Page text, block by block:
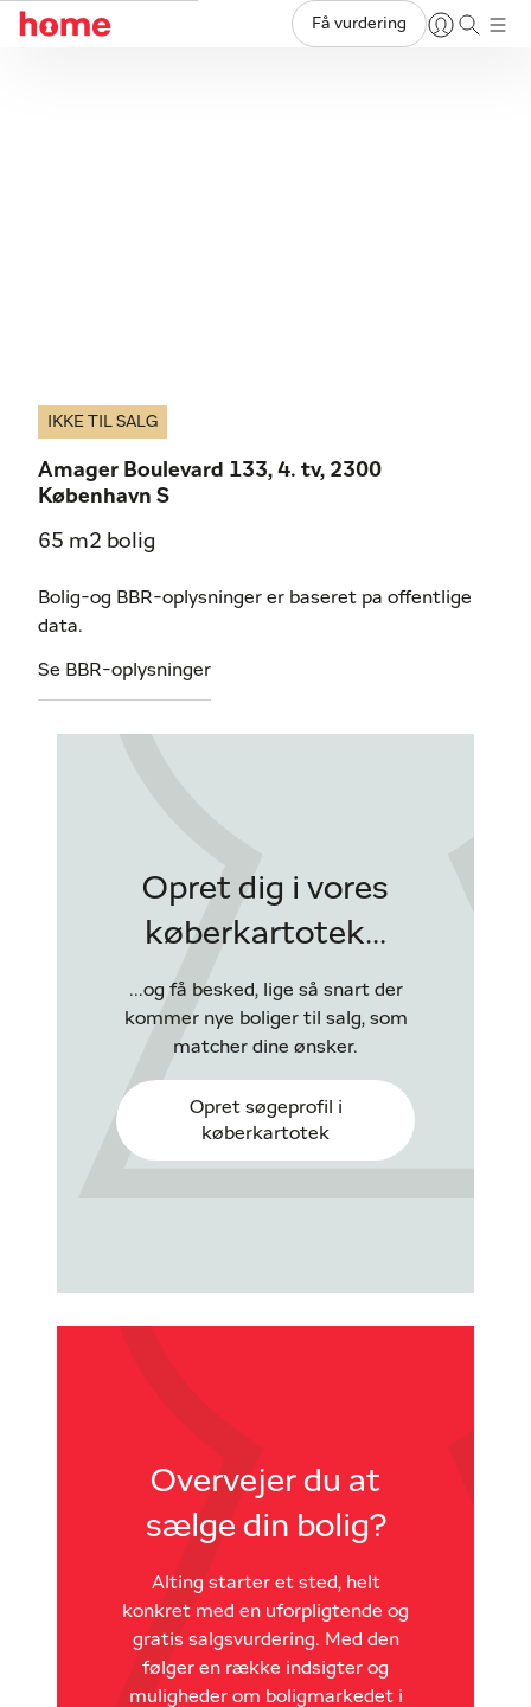
Få vurdering
IKKE TIL SALG
Amager Boulevard 133, 4. tv, 2300
København S
65 m2 bolig
Bolig-og BBR-oplysninger er baseret pa offentlige
data.
Se BBR-oplysninger
Opret dig i vores
køberkartotek...
...og få besked, lige så snart der
kommer nye boliger til salg, som
matcher dine ønsker.
Opret søgeprofil i
køberkartotek
Overvejer du at
sælge din bolig?
Alting starter et sted, helt
konkret med en uforpligtende og
gratis salgsvurdering. Med den
følger en række indsigter og
muligheder om boligmarkedet i